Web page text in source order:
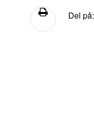
Del på: